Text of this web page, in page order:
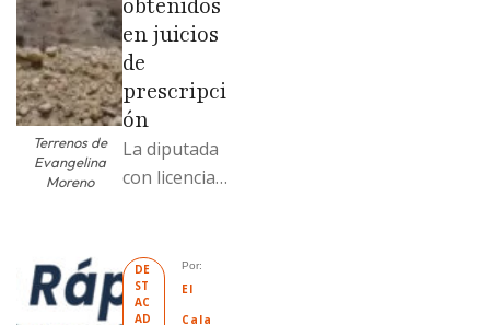
Terrenos de
Evangelina
Moreno
obtenidos
en juicios
de
prescripci
ón
La diputada
con licencia
antecedente
s de
prescripción
DE
ST
AC
AD
Por:
El
Cala